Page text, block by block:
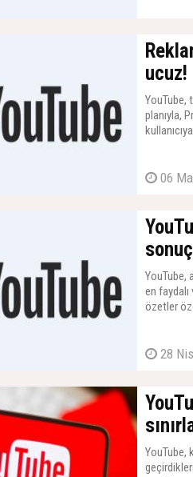
ucuz!
YouTube,
planıyla,
06
YouTube,
en
özetler
28
YouTube,